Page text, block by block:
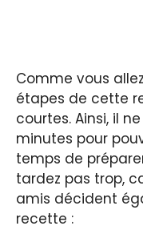
Comme vous
étapes de cette
courtes. Ainsi, il
minutes pour
temps de
tardez pas trop,
amis décident
recette :